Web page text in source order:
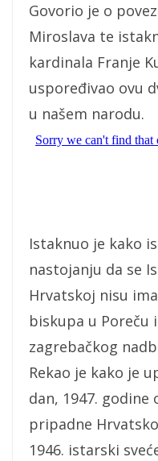
Govorio je o
Miroslava te
kardinala Franje
uspoređivao ovu
u našem narodu.
Istaknuo je kako
nastojanju da se
Hrvatskoj nisu
biskupa u Poreču
zagrebačkog
Rekao je kako je
dan, 1947. godine
pripadne
1946. istarski